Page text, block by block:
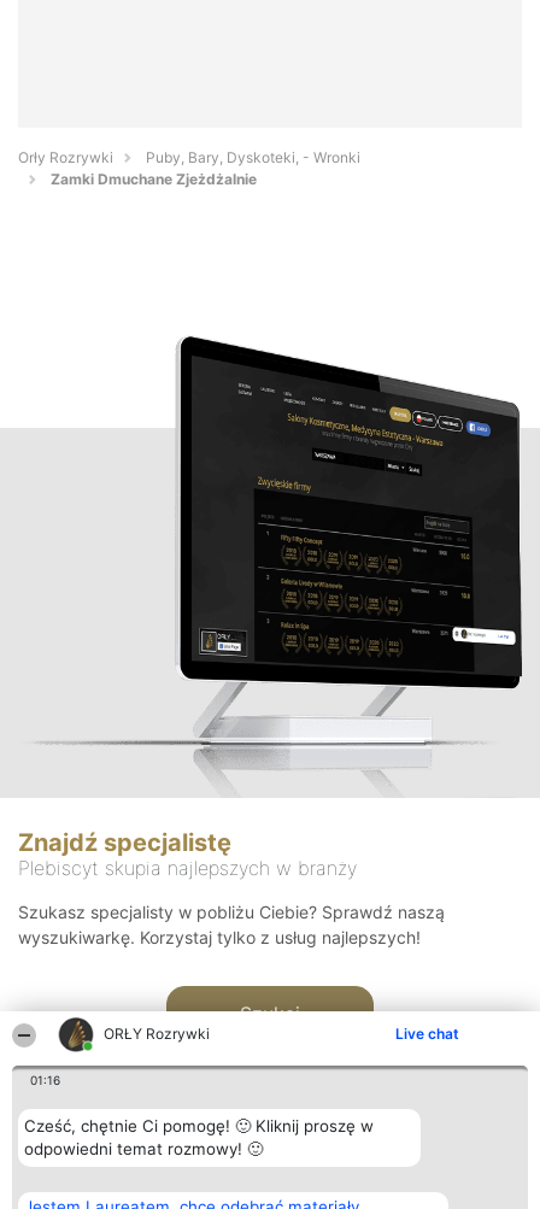
ORŁY Rozrywki Live chat
01:16
Cześć, chętnie Ci pomogę! 🙂 Kliknij proszę w
odpowiedni temat rozmowy! 🙂
Orły Rozrywki
Puby, Bary, Dyskoteki, - Wronki
Zamki Dmuchane Zjeżdżalnie
Znajdź specjalistę
Plebiscyt skupia najlepszych w branży
Szukasz specjalisty w pobliżu Ciebie? Sprawdź naszą
wyszukiwarkę. Korzystaj tylko z usług najlepszych!
Szukaj
Organizator plebiscytu Plebiscyt Kontakt